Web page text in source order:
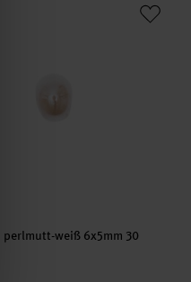
perlmutt-weiß 6x5mm 30